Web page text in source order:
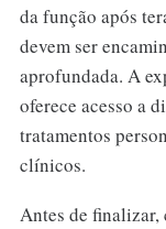
da função após
devem ser
aprofundada. A
oferece acesso a
tratamentos
clínicos.
Antes de